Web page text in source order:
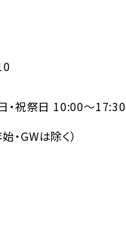
祝祭日 10:00～17:30
・GWは除く）